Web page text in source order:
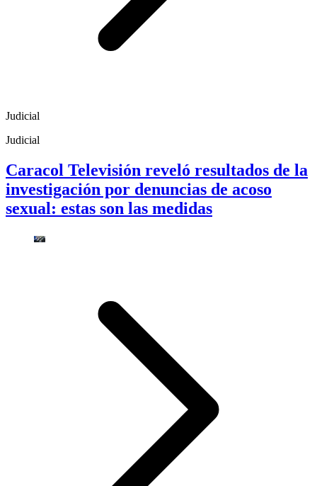
Judicial
Judicial
Caracol Televisión reveló resultados de la
investigación por denuncias de acoso
sexual: estas son las medidas